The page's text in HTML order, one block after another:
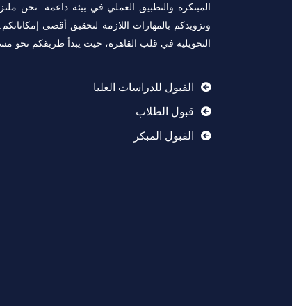
المبتكرة والتطبيق العملي في بيئة داعمة. نحن
وتزويدكم بالمهارات اللازمة لتحقيق أقصى
التحويلية في قلب القاهرة، حيث يبدأ طريقكم نحو
القبول للدراسات العليا
قبول الطلاب
القبول المبكر